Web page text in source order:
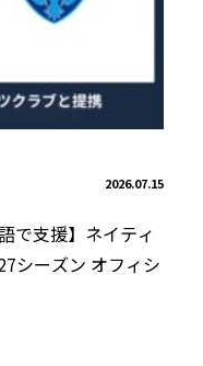
2026.07.15
で支援】ネイティ
シーズン オフィシ